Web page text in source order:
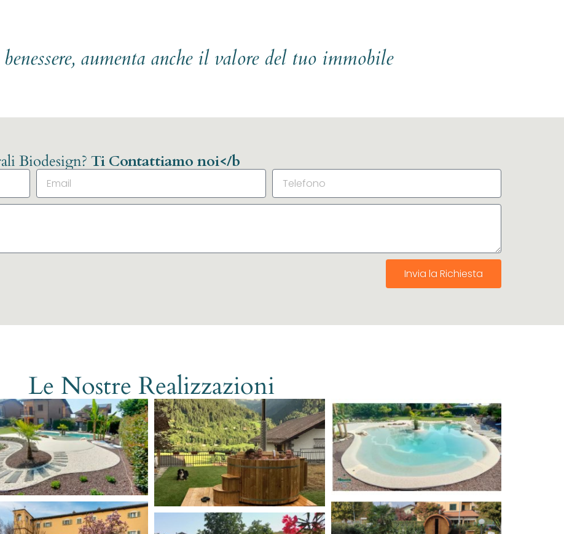
aumenta anche il valore del tuo immobile
Biodesign? Ti Contattiamo noi</b
Invia la Richiesta
Le Nostre Realizzazioni